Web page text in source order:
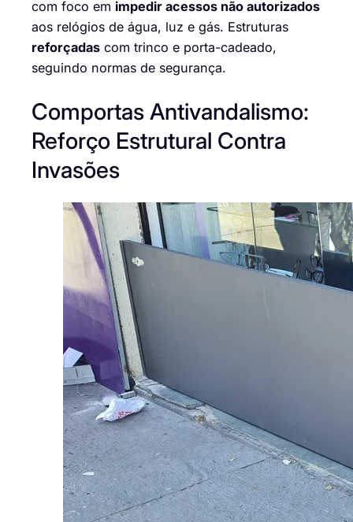
com foco em impedir acessos não autorizados
aos relógios de água, luz e gás. Estruturas
reforçadas com trinco e porta-cadeado,
seguindo normas de segurança.
Comportas Antivandalismo:
Reforço Estrutural Contra
Invasões